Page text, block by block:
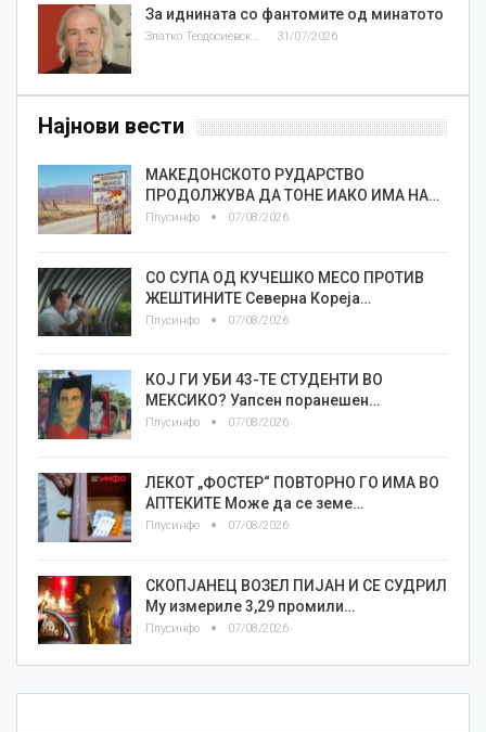
За иднината со фантомите од минатото
Златко Теодосиевски 31/07/2026
Најнови вести
МАКЕДОНСКОТО РУДАРСТВО
ПРОДОЛЖУВА ДА ТОНЕ ИАКО ИМА НА…
Плусинфо 07/08/2026
СО СУПА ОД КУЧЕШКО МЕСО ПРОТИВ
ЖЕШТИНИТЕ Северна Кореја…
Плусинфо 07/08/2026
КОЈ ГИ УБИ 43-ТЕ СТУДЕНТИ ВО
МЕКСИКО? Уапсен поранешен…
Плусинфо 07/08/2026
ЛЕКОТ „ФОСТЕР“ ПОВТОРНО ГО ИМА ВО
АПТЕКИТЕ Може да се земе…
Плусинфо 07/08/2026
СКОПЈАНЕЦ ВОЗЕЛ ПИЈАН И СЕ СУДРИЛ
Му измериле 3,29 промили…
Плусинфо 07/08/2026